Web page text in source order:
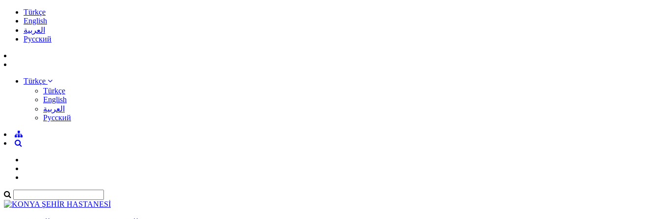
Türkçe
English
العربية
Pусский
Türkçe
Türkçe
English
العربية
Pусский